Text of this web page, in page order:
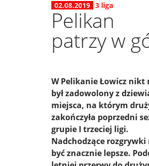
02.08.2019 3 liga
Pelikan
patrzy w
W Pelikanie Łowicz nikt
był zadowolony z
miejsca, na którym
zakończyła poprzedni
grupie I trzeciej ligi.
Nadchodzące rozgrywki
być znacznie lepsze.